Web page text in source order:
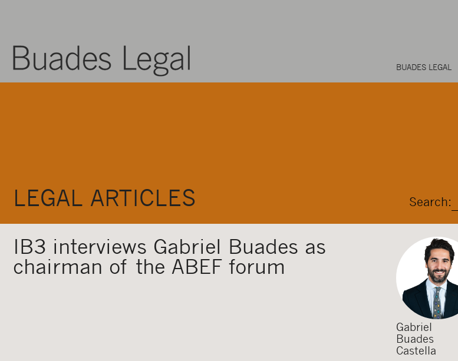
BUADES LEGAL
LEGAL ARTICLES Search:
IB3 interviews Gabriel Buades as
chairman of the ABEF forum
Gabriel
Buades
Castella